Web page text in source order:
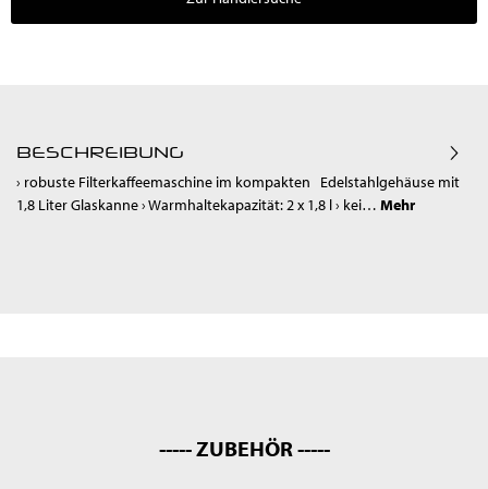
BESCHREIBUNG
› robuste Filterkaffeemaschine im kompakten Edelstahlgehäuse mit
1,8 Liter Glaskanne › Warmhaltekapazität: 2 x 1,8 l › kei… Mehr
----- ZUBEHÖR -----